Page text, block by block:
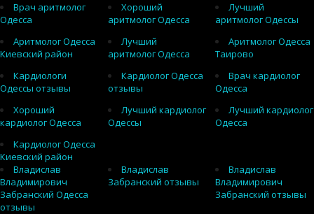
Врач аритмолог
Одесса
Хороший
аритмолог Одесса
Лучший
аритмолог Одессы
Аритмолог Одесса
Киевский район
Лучший
аритмолог Одесса
Аритмолог Одесса
Таирово
Кардиологи
Одессы отзывы
Кардиолог Одесса
отзывы
Врач кардиолог
Одесса
Хороший
кардиолог Одесса
Лучший кардиолог
Одессы
Лучший кардиолог
Одесса
Кардиолог Одесса
Киевский район
Владислав
Владимирович
Забранский Одесса
отзывы
Владислав
Забранский отзывы
Владислав
Владимирович
Забранский отзывы